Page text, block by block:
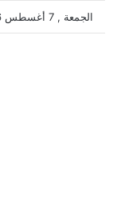
الجمعة , 7 أغسطس 2026